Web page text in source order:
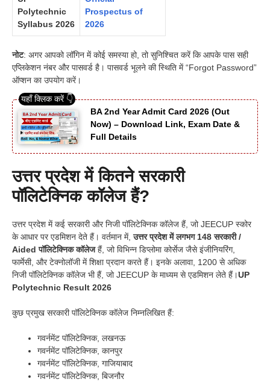
Polytechnic
Syllabus 2026
Prospectus of
2026
नोट: अगर आपको लॉगिन में कोई समस्या हो, तो सुनिश्चित करें कि आपके पास सही
एप्लिकेशन नंबर और पासवर्ड है। पासवर्ड भूलने की स्थिति में “Forgot Password”
ऑप्शन का उपयोग करें।
BA 2nd Year Admit Card 2026 (Out
Now) – Download Link, Exam Date &
Full Details
उत्तर प्रदेश में कितने सरकारी
पॉलिटेक्निक कॉलेज हैं?
उत्तर प्रदेश में कई सरकारी और निजी पॉलिटेक्निक कॉलेज हैं, जो JEECUP स्कोर
के आधार पर एडमिशन देते हैं। वर्तमान में,उत्तर प्रदेश में लगभग 148 सरकारी /
Aided पॉलिटेक्निक कॉलेजहैं, जो विभिन्न डिप्लोमा कोर्सेज जैसे इंजीनियरिंग,
फार्मेसी, और टेक्नोलॉजी में शिक्षा प्रदान करते हैं। इनके अलावा, 1200 से अधिक
निजी पॉलिटेक्निक कॉलेज भी हैं, जो JEECUP के माध्यम से एडमिशन लेते हैं।UP
Polytechnic Result 2026
कुछ प्रमुख सरकारी पॉलिटेक्निक कॉलेज निम्नलिखित हैं:
गवर्नमेंट पॉलिटेक्निक, लखनऊ
गवर्नमेंट पॉलिटेक्निक, कानपुर
गवर्नमेंट पॉलिटेक्निक, गाजियाबाद
गवर्नमेंट पॉलिटेक्निक, बिजनौर